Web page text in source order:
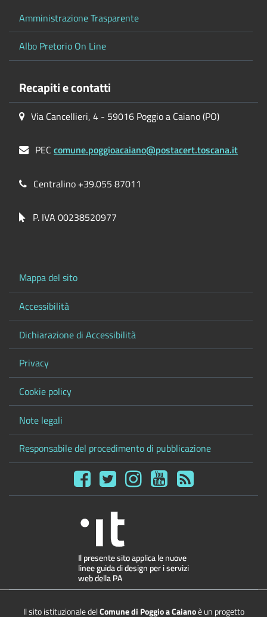
Amministrazione Trasparente
Albo Pretorio On Line
Recapiti e contatti
Via Cancellieri, 4 - 59016 Poggio a Caiano (PO)
PECcomune.poggioacaiano@postacert.toscana.it
Centralino +39.055 87011
P. IVA 00238520977
Mappa del sito
Accessibilità
Dichiarazione di Accessibilità
Privacy
Cookie policy
Note legali
Responsabile del procedimento di pubblicazione
Il sito istituzionale delComune di Poggio a Caianoè un progetto